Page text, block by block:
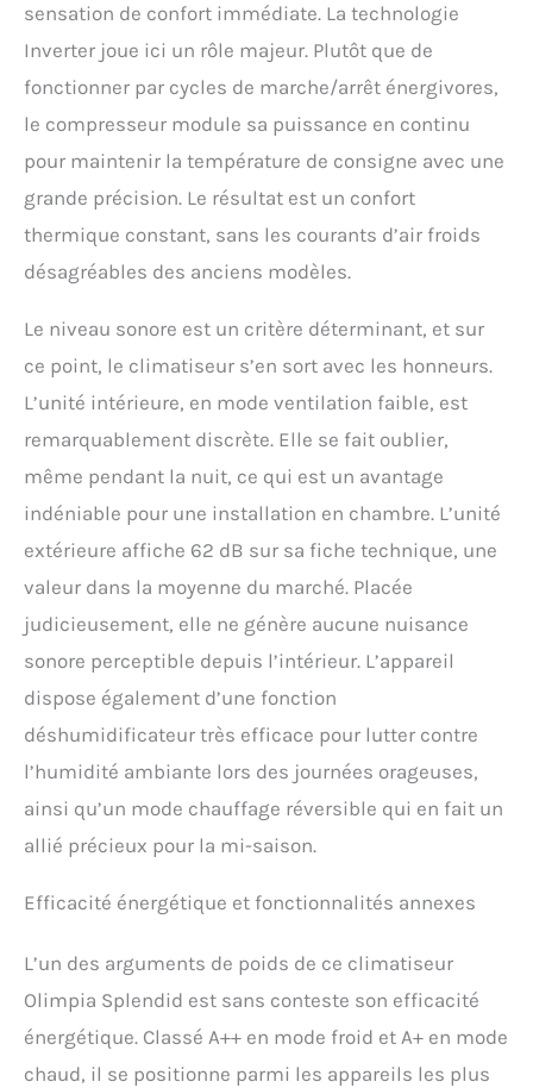
sensation de confort immédiate. La technologie
Inverter joue ici un rôle majeur. Plutôt que de
fonctionner par cycles de marche/arrêt énergivores,
le compresseur module sa puissance en continu
pour maintenir la température de consigne avec une
grande précision. Le résultat est un confort
thermique constant, sans les courants d’air froids
désagréables des anciens modèles.
Le niveau sonore est un critère déterminant, et sur
ce point, le climatiseur s’en sort avec les honneurs.
L’unité intérieure, en mode ventilation faible, est
remarquablement discrète. Elle se fait oublier,
même pendant la nuit, ce qui est un avantage
indéniable pour une installation en chambre. L’unité
extérieure affiche 62 dB sur sa fiche technique, une
valeur dans la moyenne du marché. Placée
judicieusement, elle ne génère aucune nuisance
sonore perceptible depuis l’intérieur. L’appareil
dispose également d’une fonction
déshumidificateur très efficace pour lutter contre
l’humidité ambiante lors des journées orageuses,
ainsi qu’un mode chauffage réversible qui en fait un
allié précieux pour la mi-saison.
Efficacité énergétique et fonctionnalités annexes
L’un des arguments de poids de ce climatiseur
Olimpia Splendid est sans conteste son efficacité
énergétique. Classé A++ en mode froid et A+ en mode
chaud, il se positionne parmi les appareils les plus